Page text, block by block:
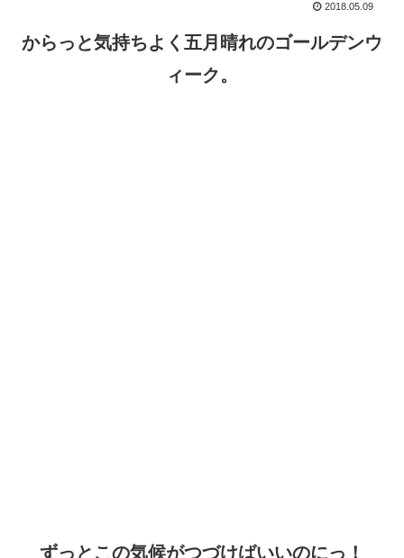
2018.05.09
からっと気持ちよく五月晴れのゴールデンウ
ィーク。
ずっとこの気候がつづけばいいのにっ！